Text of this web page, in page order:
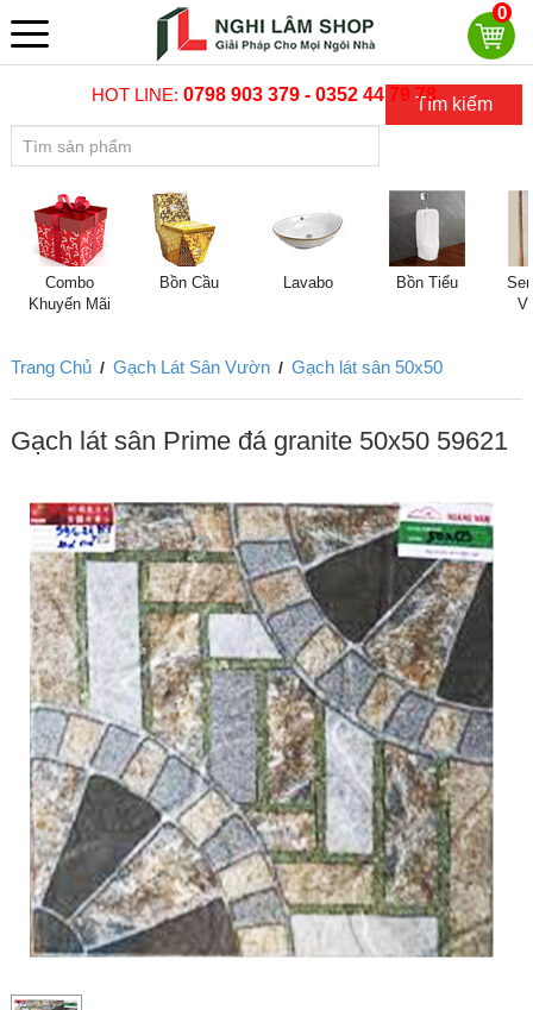
0
HOT LINE:0798 903 379 - 0352 44 79 78Tìm kiếm
Combo
Khuyến Mãi
Bồn Cầu Lavabo Bồn Tiểu
Trang Chủ / Gạch Lát Sân Vườn / Gạch lát sân 50x50
Gạch lát sân Prime đá granite 50x50 59621